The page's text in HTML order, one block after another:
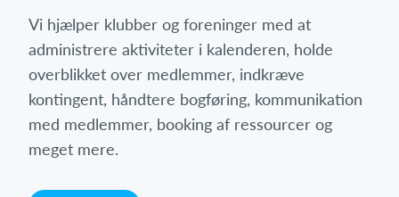
Vi hjælper klubber og foreninger med at
administrere aktiviteter i kalenderen, holde
overblikket over medlemmer, indkræve
kontingent, håndtere bogføring, kommunikation
med medlemmer, booking af ressourcer og
meget mere.